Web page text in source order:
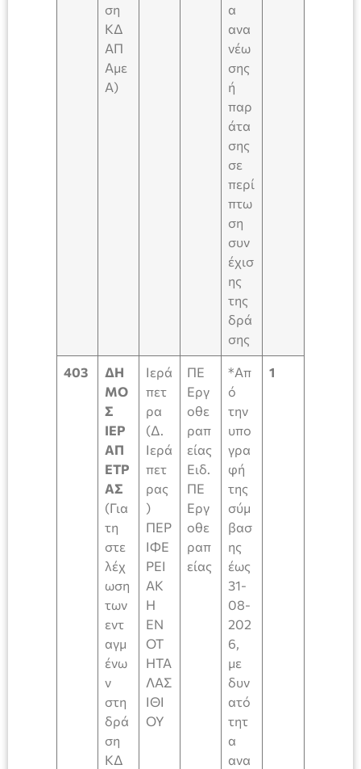
ση
ΚΔ
ΑΠ
Αμε
Α)
α
ανα
νέω
σης
ή
παρ
άτα
σης
σε
περί
πτω
ση
συν
έχισ
ης
της
δρά
σης
403
ΔΗ
ΜΟ
Σ
ΙΕΡ
ΑΠ
ΕΤΡ
ΑΣ
(Για
τη
στε
λέχ
ωση
των
εντ
αγμ
ένω
ν
στη
δρά
ση
ΚΔ
Ιερά
πετ
ρα
(Δ.
Ιερά
πετ
ρας
)
ΠΕΡ
ΙΦΕ
ΡΕΙ
ΑΚ
Η
ΕΝ
ΟΤ
ΗΤΑ
ΛΑΣ
ΙΘΙ
ΟΥ
ΠΕ
Εργ
οθε
ραπ
είας
Ειδ.
ΠΕ
Εργ
οθε
ραπ
είας
*Απ
ό
την
υπο
γρα
φή
της
σύμ
βασ
ης
έως
31-
08-
202
6,
με
δυν
ατό
τητ
α
ανα
1